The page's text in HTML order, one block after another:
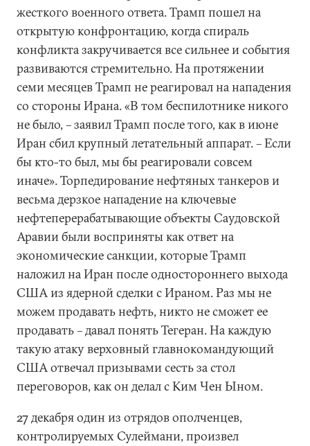
жесткого военного ответа. Трамп пошел на
открытую конфронтацию, когда спираль
конфликта закручивается все сильнее и события
развиваются стремительно. На протяжении
семи месяцев Трамп не реагировал на нападения
со стороны Ирана. «В том беспилотнике никого
не было, – заявил Трамп после того, как в июне
Иран сбил крупный летательный аппарат. – Если
бы кто-то был, мы бы реагировали совсем
иначе». Торпедирование нефтяных танкеров и
весьма дерзкое нападение на ключевые
нефтеперерабатывающие объекты Саудовской
Аравии были восприняты как ответ на
экономические санкции, которые Трамп
наложил на Иран после одностороннего выхода
США из ядерной сделки с Ираном. Раз мы не
можем продавать нефть, никто не сможет ее
продавать – давал понять Тегеран. На каждую
такую атаку верховный главнокомандующий
США отвечал призывами сесть за стол
переговоров, как он делал с Ким Чен Ыном.
27 декабря один из отрядов ополченцев,
контролируемых Сулеймани, произвел